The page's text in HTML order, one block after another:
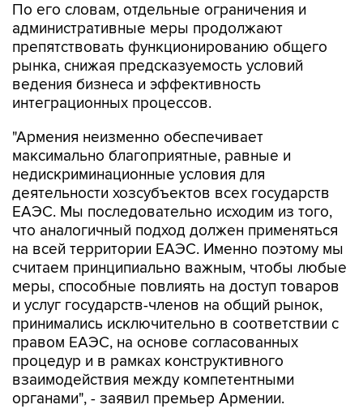
По его словам, отдельные ограничения и
административные меры продолжают
препятствовать функционированию общего
рынка, снижая предсказуемость условий
ведения бизнеса и эффективность
интеграционных процессов.
"Армения неизменно обеспечивает
максимально благоприятные, равные и
недискриминационные условия для
деятельности хозсубъектов всех государств
ЕАЭС. Мы последовательно исходим из того,
что аналогичный подход должен применяться
на всей территории ЕАЭС. Именно поэтому мы
считаем принципиально важным, чтобы любые
меры, способные повлиять на доступ товаров
и услуг государств-членов на общий рынок,
принимались исключительно в соответствии с
правом ЕАЭС, на основе согласованных
процедур и в рамках конструктивного
взаимодействия между компетентными
органами", - заявил премьер Армении.